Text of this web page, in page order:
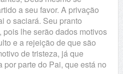
a seu favor. A privação
o saciará. Seu pranto
pois lhe serão dados motivos
e a rejeição de que são
de tristeza, já que
por parte do Pai, que está no